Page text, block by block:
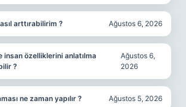
arttırabilirim ? Ağustos 6, 2026
insan özelliklerini anlatılma
?
Ağustos 6,
2026
ne zaman yapılır ? Ağustos 5, 2026